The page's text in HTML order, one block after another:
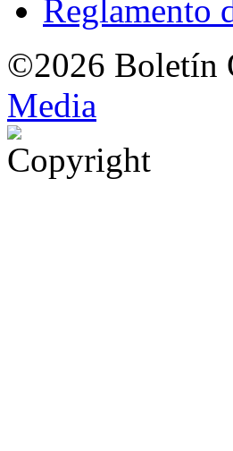
Reglamento
©2026 Boletín
Media